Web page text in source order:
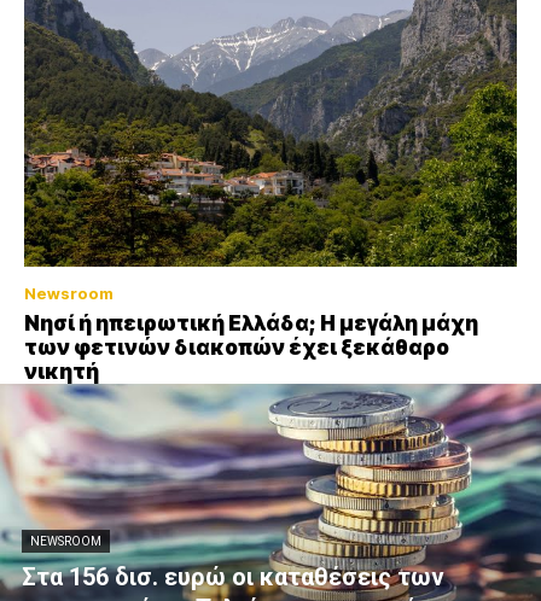
Newsroom
Νησί ή ηπειρωτική Ελλάδα; Η μεγάλη μάχη
των φετινών διακοπών έχει ξεκάθαρο
νικητή
NEWSROOM
Στα 156 δισ. ευρώ οι καταθέσεις των